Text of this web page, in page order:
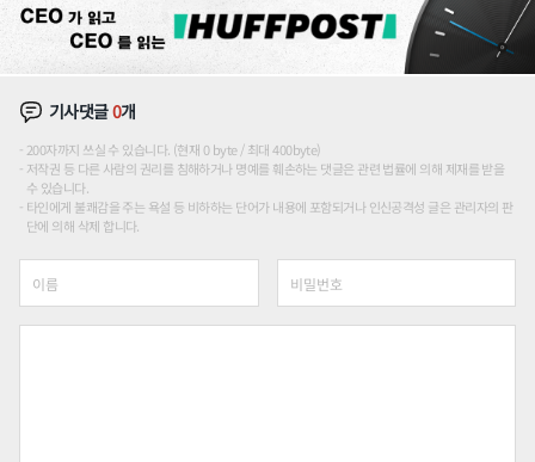
기사댓글0개
200자까지 쓰실 수 있습니다. (현재 0 byte / 최대 400byte)
저작권 등 다른 사람의 권리를 침해하거나 명예를 훼손하는 댓글은 관련 법률에 의해 제재를 받을
수 있습니다.
타인에게 불쾌감을 주는 욕설 등 비하하는 단어가 내용에 포함되거나 인신공격성 글은 관리자의 판
단에 의해 삭제 합니다.